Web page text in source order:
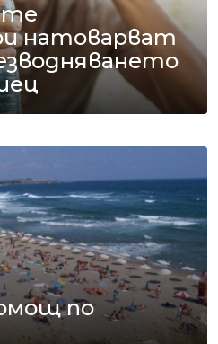
натоварват
по